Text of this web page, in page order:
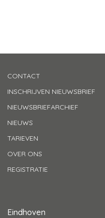
CONTACT
INSCHRIJVEN NIEUWSBRIEF
NIEUWSBRIEFARCHIEF
NIEUWS
TARIEVEN
OVER ONS
REGISTRATIE
Eindhoven